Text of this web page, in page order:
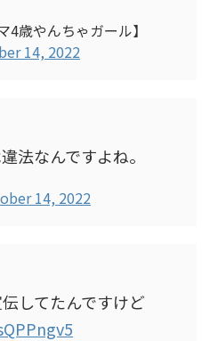
4歳やんちゃガール】
14, 2022
法なんですよね。
14, 2022
してたんですけど